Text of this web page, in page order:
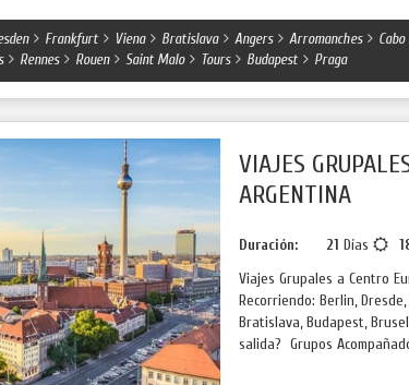
Frankfurt Viena Bratislava Angers Arromanches
Rennes Rouen Saint Malo Tours Budapest Praga
VIAJES
ARGENTINA
Duración: 21 Días
Viajes Grupales a Centro
Recorriendo: Berlin,
Bratislava, Budapest,
salida? Grupos